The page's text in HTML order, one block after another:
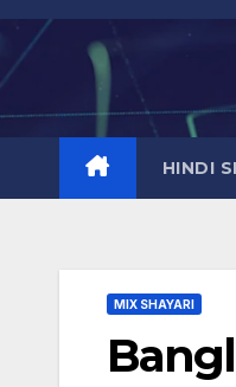
Skip
content
HINDI
MIX SHAYARI